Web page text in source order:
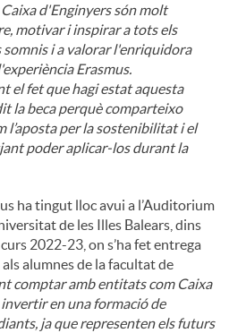
d'Enginyers són molt
motivar i inspirar a tots els
somnis i a valorar l'enriquidora
Erasmus.
el fet que hagi estat aquesta
la beca perquè comparteixo
l’aposta per la sostenibilitat i el
poder aplicar-los durant la
ha tingut lloc avui a l’Auditorium
de les Illes Balears, dins
2022-23, on s’ha fet entrega
als alumnes de la facultat de
comptar amb entitats com Caixa
en una formació de
ja que representen els futurs